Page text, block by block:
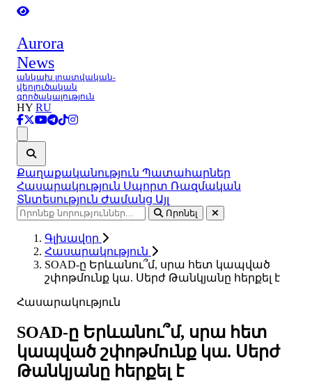
Aurora
News
անկախ լրատվական-
վերլուծական
գործակալություն
HY RU
Քաղաքականություն Պատահարներ
Հասարակություն Սպորտ Ռազմական
Տնտեսություն Ժամանց Այլ
Որոնել
Գլխավոր
Հասարակություն
SOAD-ը Երևանու՞մ, սրա հետ կապված
շփոթմունք կա. Սերժ Թանկյանը հերքել է
Հասարակություն
SOAD-ը Երևանու՞մ, սրա հետ
կապված շփոթմունք կա. Սերժ
Թանկյանը հերքել է